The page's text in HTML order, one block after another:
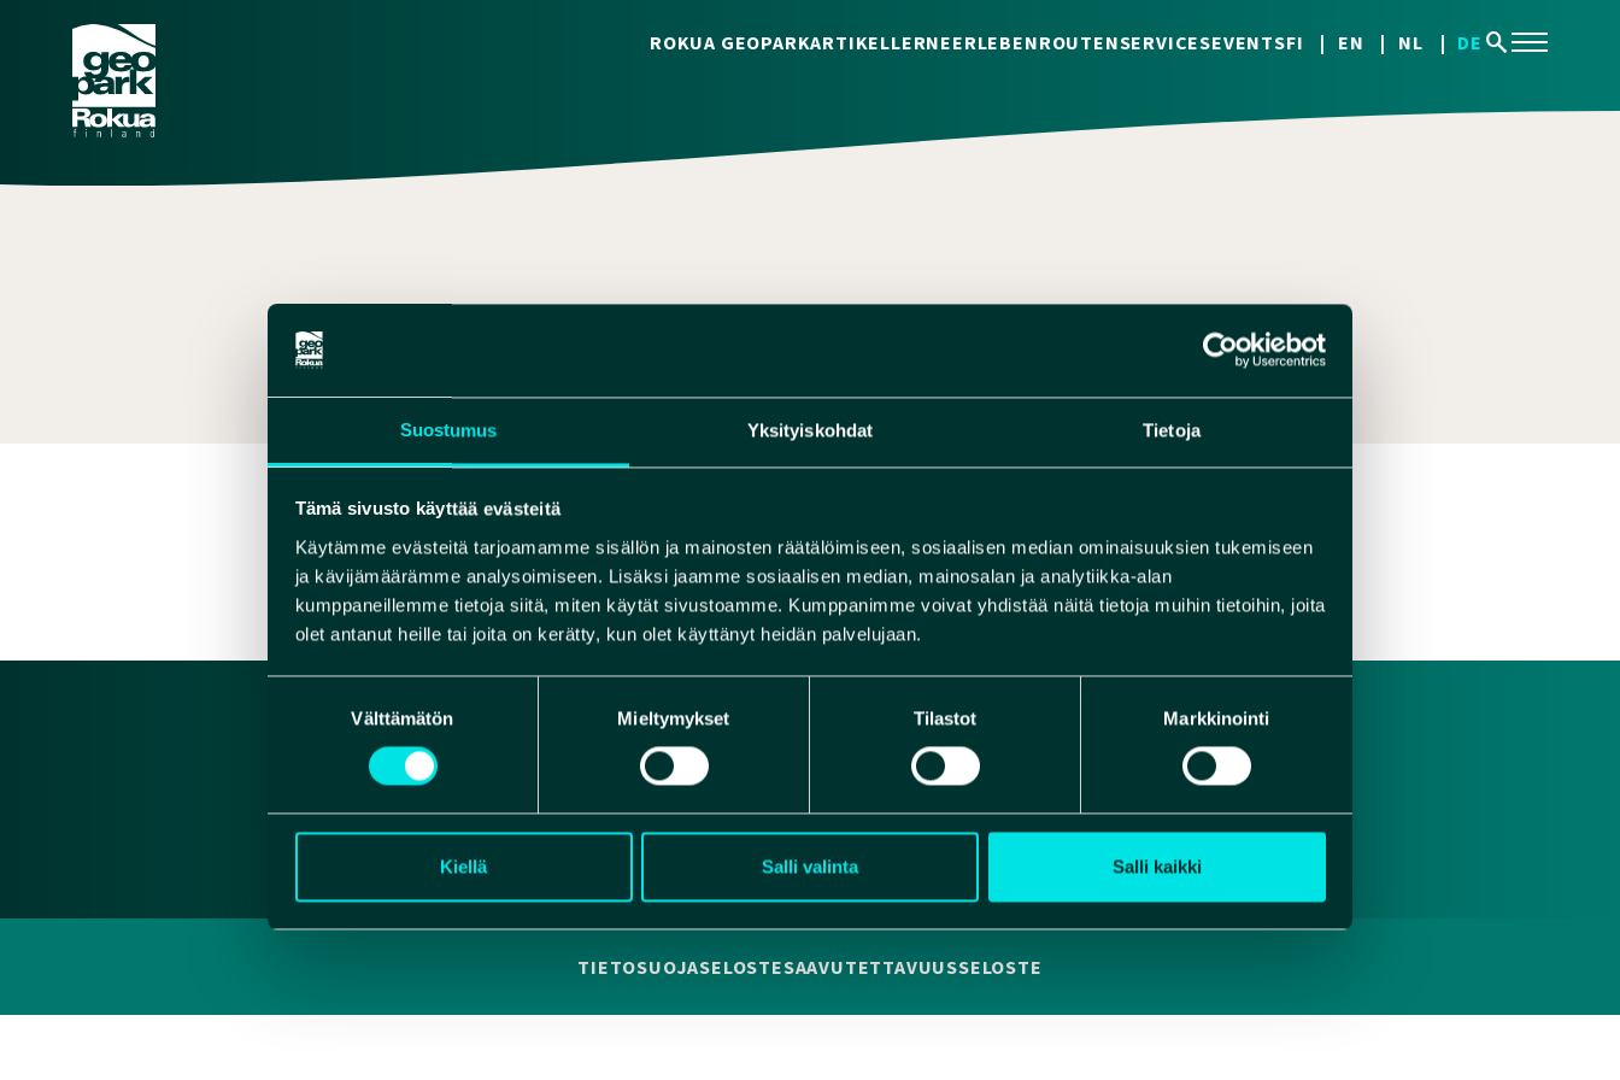
Suostumus Yksityiskohdat Tietoja
Tämä sivusto käyttää evästeitä
Käytämme evästeitä tarjoamamme sisällön ja mainosten räätälöimiseen, sosiaalisen median ominaisuuksien tukemiseen
ja kävijämäärämme analysoimiseen. Lisäksi jaamme sosiaalisen median, mainosalan ja analytiikka-alan
kumppaneillemme tietoja siitä, miten käytät sivustoamme. Kumppanimme voivat yhdistää näitä tietoja muihin tietoihin, joita
olet antanut heille tai joita on kerätty, kun olet käyttänyt heidän palvelujaan.
Välttämätön Mieltymykset Tilastot Markkinointi
Kiellä Salli valinta Salli kaikki
ROKUA GEOPARKARTIKELLERNEERLEBENROUTENSERVICESEVENTSFI EN NL DE search
VERKKOSIVUT
TIETOSUOJASELOSTESAAVUTETTAVUUSSELOSTE